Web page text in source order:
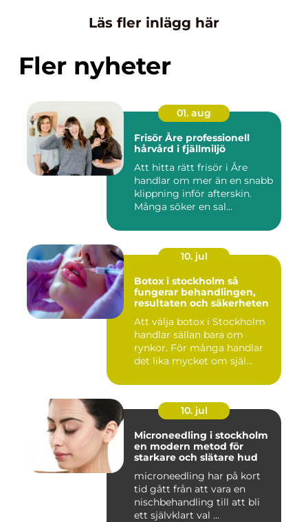
Läs fler inlägg här
Fler nyheter
01. aug
Frisör Åre professionell
hårvård i fjällmiljö
Att hitta rätt frisör i Åre
handlar om mer än en snabb
klippning inför afterskin.
Många söker en sal...
10. jul
Botox i stockholm så
fungerar behandlingen,
resultaten och säkerheten
Att välja botox i Stockholm
handlar sällan bara om
rynkor. För många handlar
det lika mycket om själ...
10. jul
Microneedling i stockholm
en modern metod för
starkare och slätare hud
microneedling har på kort
tid gått från att vara en
nischbehandling till att bli
ett självklart val ...